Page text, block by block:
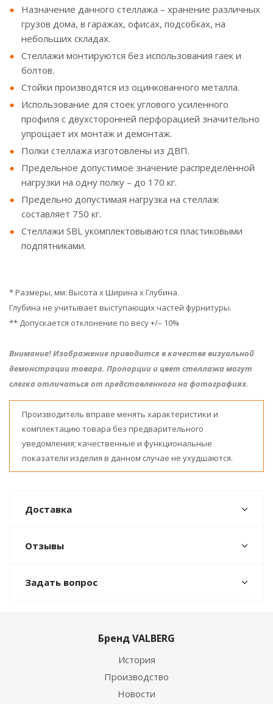
Назначение данного стеллажа – хранение различных
грузов дома, в гаражах, офисах, подсобках, на
небольших складах.
Стеллажи монтируются без использования гаек и
болтов.
Стойки производятся из оцинкованного металла.
Использование для стоек углового усиленного
профиля с двухсторонней перфорацией значительно
упрощает их монтаж и демонтаж.
Полки стеллажа изготовлены из ДВП.
Предельное допустимое значение распределённой
нагрузки на одну полку – до 170 кг.
Предельно допустимая нагрузка на стеллаж
составляет 750 кг.
Стеллажи SBL укомплектовываются пластиковыми
подпятниками.
* Размеры, мм: Высота х Ширина х Глубина.
Глубина не учитывает выступающих частей фурнитуры.
** Допускается отклонение по весу +/– 10%
Внимание! Изображение приводится в качестве визуальной
демонстрации товара. Пропорции и цвет стеллажа могут
слегка отличаться от представленного на фотографиях.
Производитель вправе менять характеристики и
комплектацию товара без предварительного
уведомления; качественные и функциональные
показатели изделия в данном случае не ухудшаются.
Доставка
Отзывы
Задать вопрос
Бренд VALBERG
История
Производство
Новости